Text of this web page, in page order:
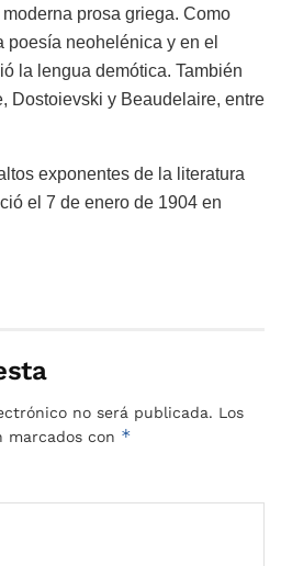
prosa griega. Como
poesía neohelénica y en el
la lengua demótica. También
Dostoievski y Beaudelaire, entre
exponentes de la literatura
el 7 de enero de 1904 en
no será publicada. Los
marcados con *